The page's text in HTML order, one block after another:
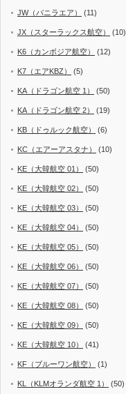
JW（バニラエア） (11)
JX（スターラックス航空） (10)
K6（カンボジア航空） (12)
K7（エアKBZ） (5)
KA（ドラゴン航空 1） (50)
KA（ドラゴン航空 2） (19)
KB（ドゥルック航空） (6)
KC（エアーアスタナ） (10)
KE（大韓航空 01） (50)
KE（大韓航空 02） (50)
KE（大韓航空 03） (50)
KE（大韓航空 04） (50)
KE（大韓航空 05） (50)
KE（大韓航空 06） (50)
KE（大韓航空 07） (50)
KE（大韓航空 08） (50)
KE（大韓航空 09） (50)
KE（大韓航空 10） (41)
KF（ブルーワン航空） (1)
KL（KLMオランダ航空 1） (50)